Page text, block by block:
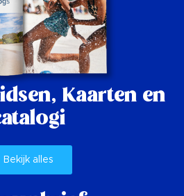
Kaarten en
Bekijk alles